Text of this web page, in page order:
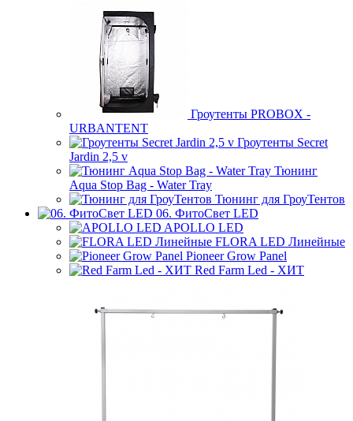
Гроутенты PROBOX -
URBANTENT
Гроутенты Secret
Jardin 2,5 v
Тюнинг
Aqua Stop Bag - Water Tray
Тюнинг для ГроуТентов
06. ФитоСвет LED
APOLLO LED
FLORA LED Линейные
Pioneer Grow Panel
Red Farm Led - ХИТ